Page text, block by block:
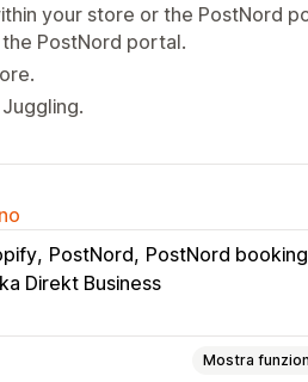
your store or the PostNord
PostNord portal.
PostNord PostNord booking
Direkt Business
Mostra